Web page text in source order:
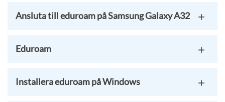
Ansluta till eduroam på Samsung Galaxy A32
Eduroam
Installera eduroam på Windows